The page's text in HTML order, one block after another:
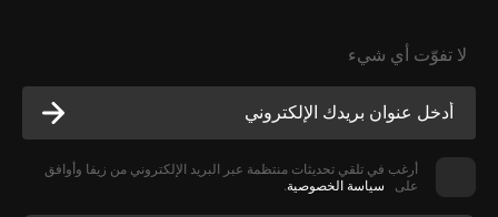
لا تفوّت أي شيء
أرغب في تلقي تحديثات منتظمة عبر البريد الإلكتروني من زيفا وأوافق
على
سياسة الخصوصية.